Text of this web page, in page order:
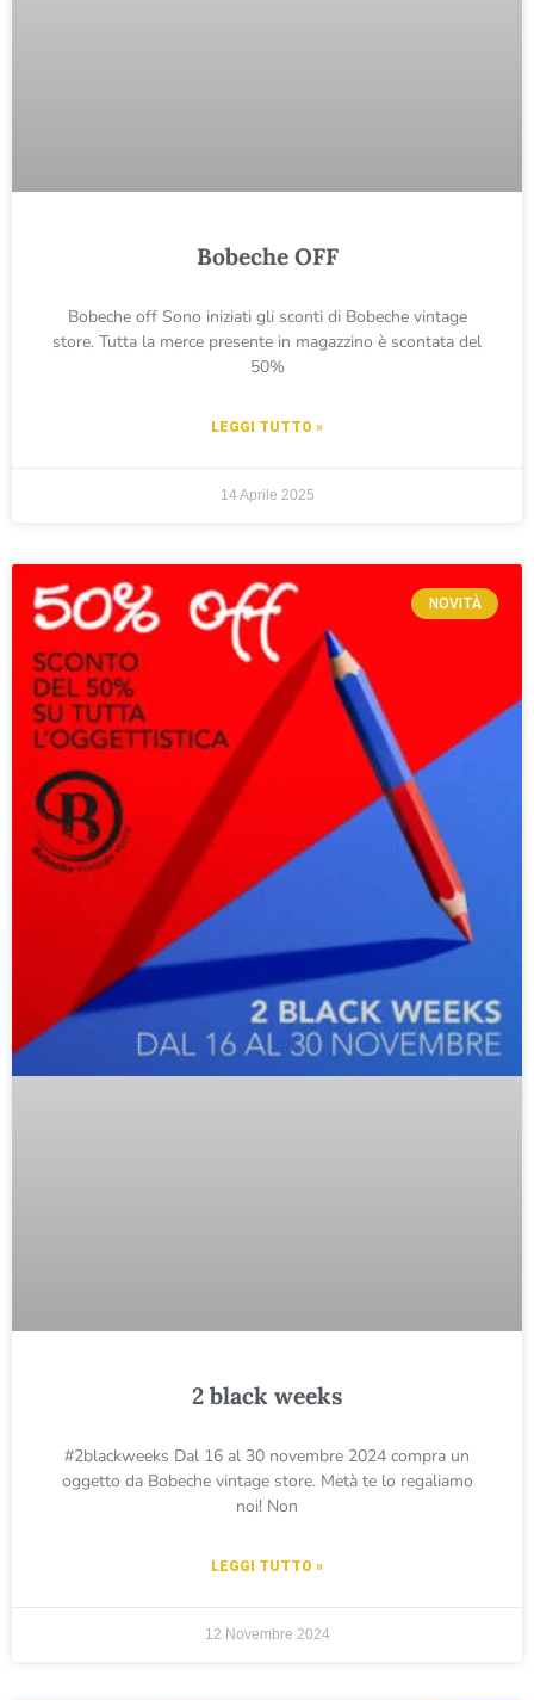
Bobeche OFF
Bobeche off Sono iniziati gli sconti di Bobeche vintage
store. Tutta la merce presente in magazzino è scontata del
50%
LEGGI TUTTO »
14 Aprile 2025
NOVITÀ
2 black weeks
#2blackweeks Dal 16 al 30 novembre 2024 compra un
oggetto da Bobeche vintage store. Metà te lo regaliamo
noi! Non
LEGGI TUTTO »
12 Novembre 2024